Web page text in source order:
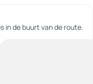
in de buurt van de route.